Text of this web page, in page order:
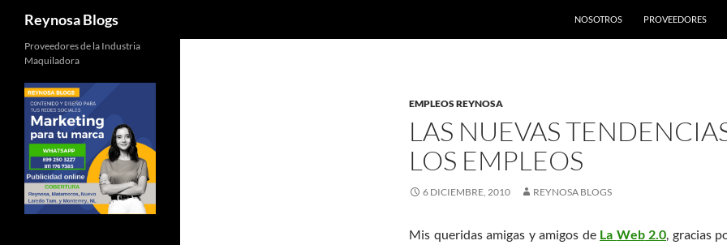
Reynosa Blogs
NOSOTROS
PROVEEDORES
EMPLEOS REYNOSA
LAS NUEVAS
LOS EMPLEOS
6 DICIEMBRE, 2010 REYNOSA BLOGS
Mis queridas amigas y amigos de La Web2.0, gracias
Proveedores de la Industria
Maquiladora